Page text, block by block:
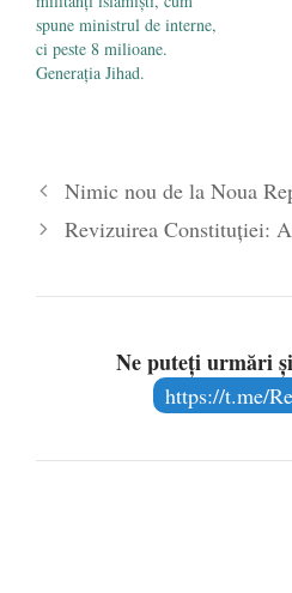
spune ministrul de interne,
ci peste 8 milioane.
Generaţia Jihad.
Nimic nou de la Noua
Revizuirea Constituţiei:
Ne puteți urmări
https://t.me/